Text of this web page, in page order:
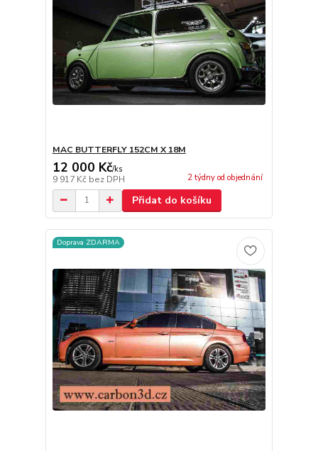
MAC BUTTERFLY 152CM X 18M
12 000 Kč/ks
9 917 Kč bez DPH 2 týdny od objednání
Přidat do košíku
Doprava ZDARMA